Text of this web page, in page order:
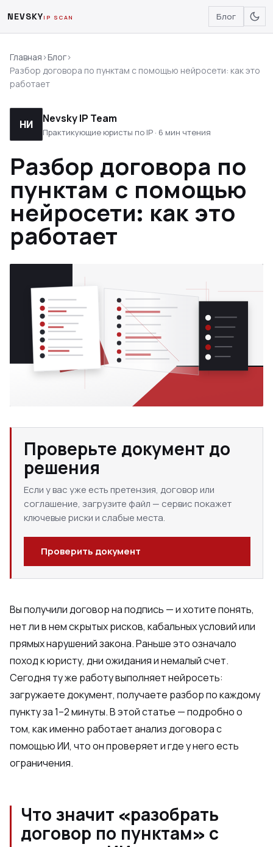
NEVSKYIP SCAN Блог
Главная ›Блог›
Разбор договора по пунктам с помощью нейросети: как это
работает
НИ Nevsky IP Team
Практикующие юристы по IP · 6 мин чтения
Разбор договора по
пунктам с помощью
нейросети: как это
работает
Проверьте документ до
решения
Если у вас уже есть претензия, договор или
соглашение, загрузите файл — сервис покажет
ключевые риски и слабые места.
Проверить документ
Вы получили договор на подпись — и хотите понять,
нет ли в нем скрытых рисков, кабальных условий или
прямых нарушений закона. Раньше это означало
поход к юристу, дни ожидания и немалый счет.
Сегодня ту же работу выполняет нейросеть:
загружаете документ, получаете разбор по каждому
пункту за 1–2 минуты. В этой статье — подробно о
том, как именно работает анализ договора с
помощью ИИ, что он проверяет и где у него есть
ограничения.
Что значит «разобрать
договор по пунктам» с